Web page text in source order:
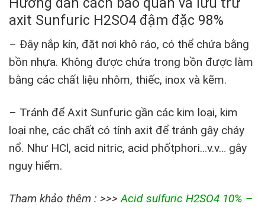
axit Sunfuric H2SO4 đậm đặc 98%
– Đậy nắp kín, đặt nơi khô ráo, có thể chứa bằng
bồn nhựa. Không được chứa trong bồn được làm
bằng các chất liệu nhôm, thiếc, inox và kẽm.
– Tránh để Axit Sunfuric gần các kim loại, kim
loại nhẹ, các chất có tính axit để tránh gây cháy
nổ. Như HCl, acid nitric, acid phốtphori…v.v… gây
nguy hiểm.
Tham khảo thêm : >>>Acid sulfuric H2SO4 10% –